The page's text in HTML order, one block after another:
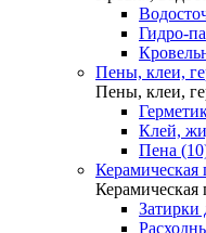
Гидро-
Пены, клеи,
Пены, клеи,
Клей,
Пена
Керамическая
Керамическая
Затирки